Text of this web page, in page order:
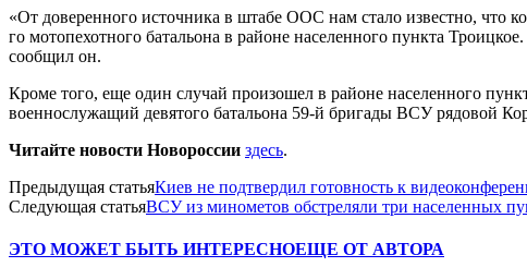
«От доверенного источника в штабе ООС нам стало известно, что
го мотопехотного батальона в районе населенного пункта
сообщил он.
Кроме того, еще один случай произошел в районе населенного
военнослужащий девятого батальона 59-й бригады ВСУ рядовой
Читайте новости Новороссии здесь.
Предыдущая статьяКиев не подтвердил готовность к
Следующая статьяВСУ из минометов обстреляли три населенных
ЭТО МОЖЕТ БЫТЬ ИНТЕРЕСНОЕЩЕ ОТ АВТОРА